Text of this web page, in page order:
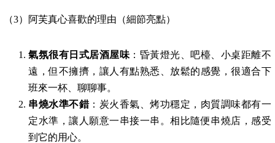
（3）阿芙真心喜歡的理由（細節亮點）
氣氛很有日式居酒屋味 ：昏黃燈光、吧檯、小桌距離不
遠，但不擁擠，讓人有點熟悉、放鬆的感覺，很適合下
班來一杯、聊聊事。
串燒水準不錯：炭火香氣、烤功穩定，肉質調味都有一
定水準，讓人願意一串接一串。相比隨便串燒店，感受
到它的用心。